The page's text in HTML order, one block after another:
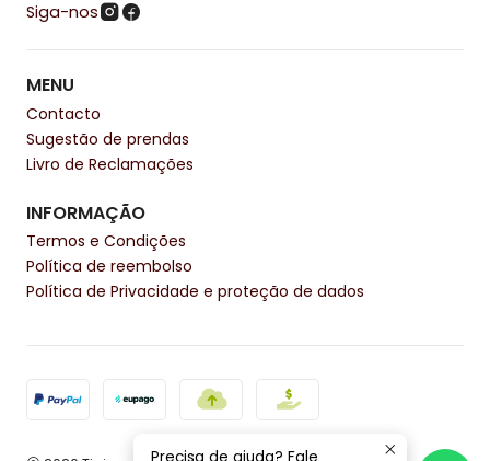
Siga-nos
MENU
Contacto
Sugestão de prendas
Livro de Reclamações
INFORMAÇÃO
Termos e Condições
Política de reembolso
Política de Privacidade e proteção de dados